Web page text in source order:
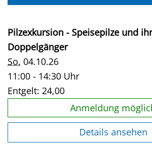
Pilzexkursion - Speisepilze und
Doppelgänger
So. 04.10.26
11:00 - 14:30 Uhr
Entgelt: 24,00
Anmeldung
Details ansehen